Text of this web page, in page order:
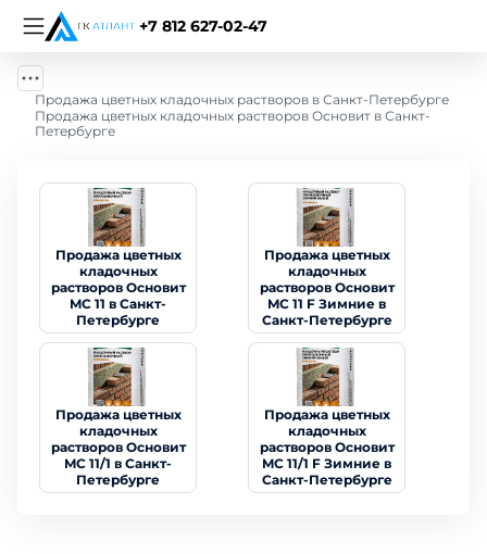
+7 812 627-02-47
Продажа цветных кладочных растворов в Санкт-Петербурге
Продажа цветных кладочных растворов Основит в Санкт-
Петербурге
Продажа цветных
кладочных
растворов Основит
MC 11 в Санкт-
Петербурге
Продажа цветных
кладочных
растворов Основит
MC 11 F Зимние в
Санкт-Петербурге
Продажа цветных
кладочных
растворов Основит
MC 11/1 в Санкт-
Петербурге
Продажа цветных
кладочных
растворов Основит
MC 11/1 F Зимние в
Санкт-Петербурге